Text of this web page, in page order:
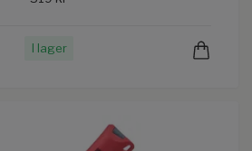
I lager